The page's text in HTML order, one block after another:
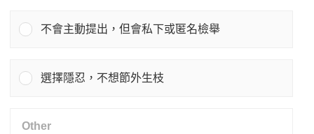
不會主動提出，但會私下或匿名檢舉
選擇隱忍，不想節外生枝